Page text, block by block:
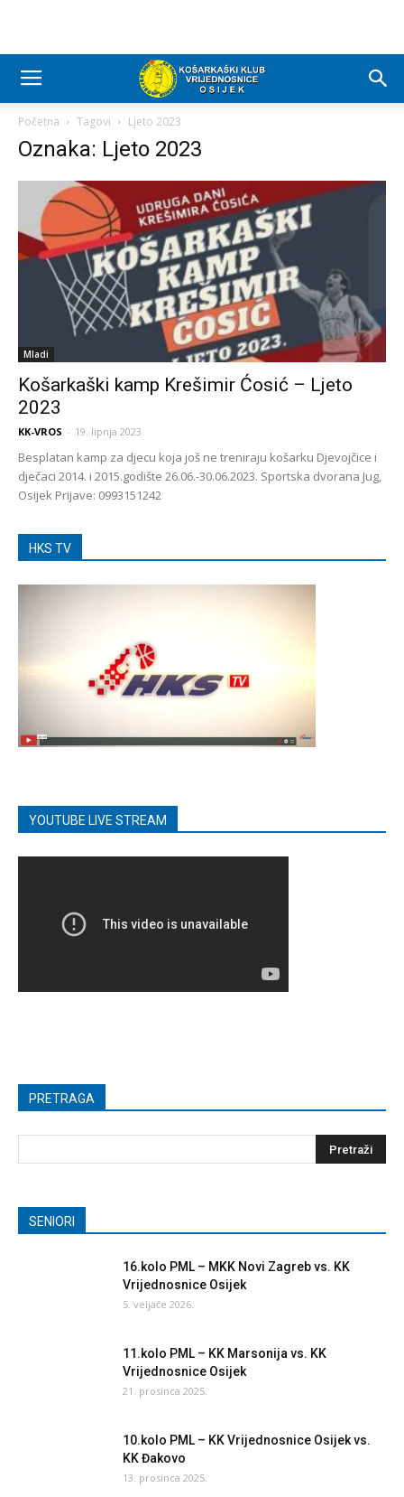
Početna Tagovi Ljeto 2023
Oznaka: Ljeto 2023
Mladi
Košarkaški kamp Krešimir Ćosić – Ljeto
2023
KK-VROS - 19. lipnja 2023.
Besplatan kamp za djecu koja još ne treniraju košarku Djevojčice i
dječaci 2014. i 2015.godište 26.06.-30.06.2023. Sportska dvorana Jug,
Osijek Prijave: 0993151242
HKS TV
YOUTUBE LIVE STREAM
PRETRAGA
SENIORI
16.kolo PML – MKK Novi Zagreb vs. KK
Vrijednosnice Osijek
5. veljače 2026.
11.kolo PML – KK Marsonija vs. KK
Vrijednosnice Osijek
21. prosinca 2025.
10.kolo PML – KK Vrijednosnice Osijek vs.
KK Đakovo
13. prosinca 2025.